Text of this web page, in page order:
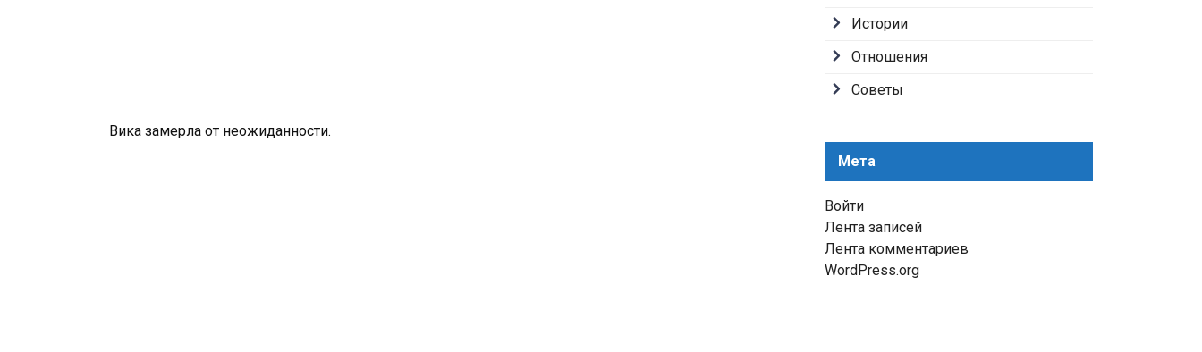
Вика замерла от неожиданности.
Истории
Отношения
Советы
Мета
Войти
Лента записей
Лента комментариев
WordPress.org